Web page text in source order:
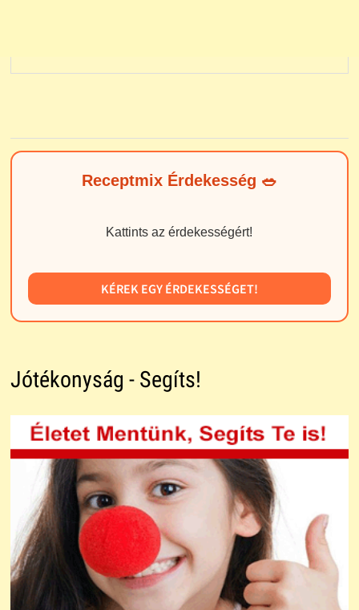
Receptmix Érdekesség 🥗
Kattints az érdekességért!
KÉREK EGY ÉRDEKESSÉGET!
Jótékonyság - Segíts!